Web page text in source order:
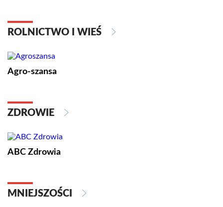
ROLNICTWO I WIEŚ
Agro-szansa
ZDROWIE
ABC Zdrowia
MNIEJSZOŚCI